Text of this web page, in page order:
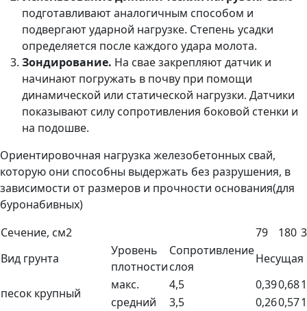
подготавливают аналогичным способом и
подвергают ударной нагрузке. Степень усадки
определяется после каждого удара молота.
Зондирование. На свае закрепляют датчик и
начинают погружать в почву при помощи
динамической или статической нагрузки. Датчики
показывают силу сопротивления боковой стенки и
на подошве.
Ориентировочная нагрузка железобетонных свай,
которую они способны выдержать без разрушения, в
зависимости от размеров и прочности основания(для
буронабивных)
Сечение, см2
79 180
Вид грунта
Уровень
плотности
Сопротивление
слоя
Несущая
песок крупный
макс. 4,5 0,390,68
средний
3,5 0,260,57